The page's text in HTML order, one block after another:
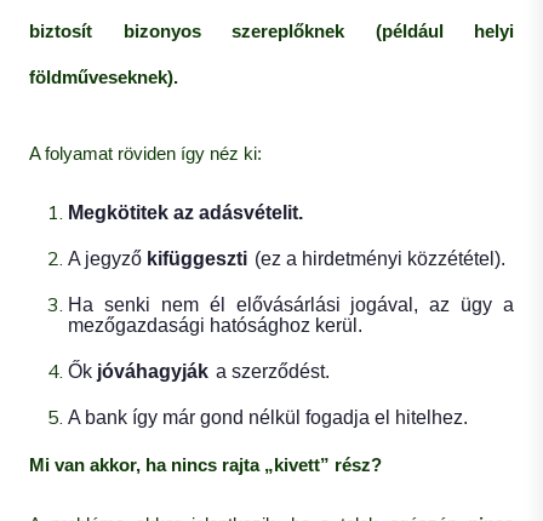
biztosít bizonyos szereplőknek (például helyi
földműveseknek).
A folyamat röviden így néz ki:
Megkötitek az adásvételit.
A jegyző kifüggeszti (ez a hirdetményi közzététel).
Ha senki nem él elővásárlási jogával, az ügy a
mezőgazdasági hatósághoz kerül.
Ők jóváhagyják a szerződést.
A bank így már gond nélkül fogadja el hitelhez.
Mi van akkor, ha nincs rajta „kivett” rész?